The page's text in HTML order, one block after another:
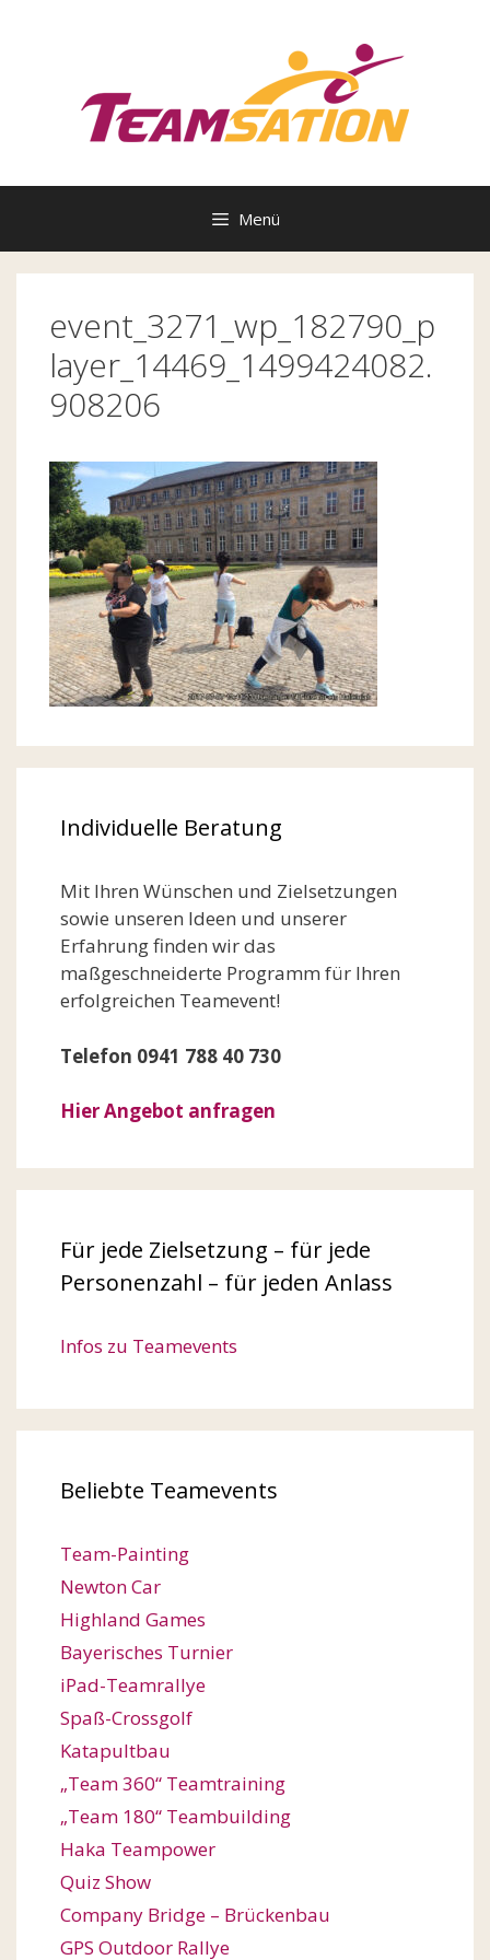
Menü
event_3271_wp_182790_p
layer_14469_1499424082.
908206
Individuelle Beratung
Mit Ihren Wünschen und Zielsetzungen
sowie unseren Ideen und unserer
Erfahrung finden wir das
maßgeschneiderte Programm für Ihren
erfolgreichen Teamevent!
Telefon 0941 788 40 730
Hier Angebot anfragen
Für jede Zielsetzung – für jede
Personenzahl – für jeden Anlass
Infos zu Teamevents
Beliebte Teamevents
Team-Painting
Newton Car
Highland Games
Bayerisches Turnier
iPad-Teamrallye
Spaß-Crossgolf
Katapultbau
„Team 360“ Teamtraining
„Team 180“ Teambuilding
Haka Teampower
Quiz Show
Company Bridge – Brückenbau
GPS Outdoor Rallye